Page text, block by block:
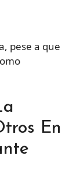
pese a que
En